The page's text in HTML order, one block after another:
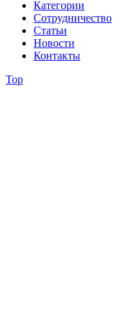
Категории
Сотрудничество
Статьи
Новости
Контакты
Top